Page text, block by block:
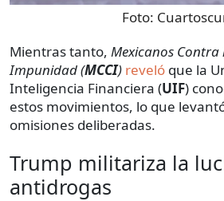
Foto:
Mientras tanto, Mexicanos
Impunidad (MCCI) reveló que la
Inteligencia Financiera (UIF)
estos movimientos, lo que
omisiones deliberadas.
Trump militariza la
antidrogas